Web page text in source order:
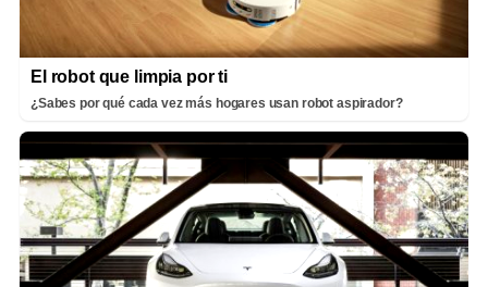
El robot que limpia por ti
¿Sabes por qué cada vez más hogares usan robot aspirador?